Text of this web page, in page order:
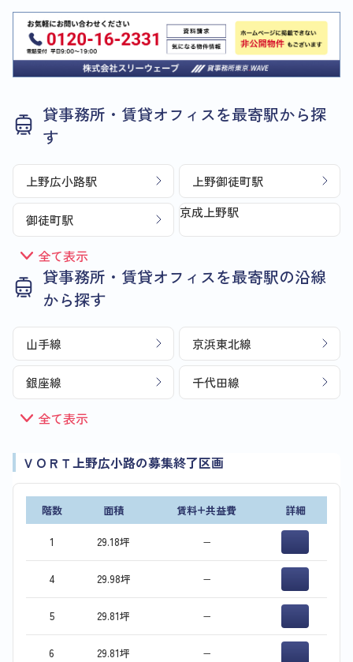
貸事務所・賃貸オフィスを最寄駅から探
す
上野広小路駅 上野御徒町駅
御徒町駅 京成上野駅
全て表示
貸事務所・賃貸オフィスを最寄駅の沿線
から探す
山手線 京浜東北線
銀座線 千代田線
全て表示
ＶＯＲＴ上野広小路の募集終了区画
階数 面積 賃料+共益費 詳細
1 29.18坪 −
4 29.98坪 −
5 29.81坪 −
6 29.81坪 −